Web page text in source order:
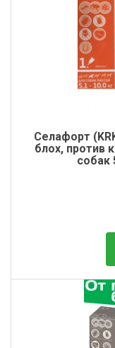
Cелафорт
блох, против
собак